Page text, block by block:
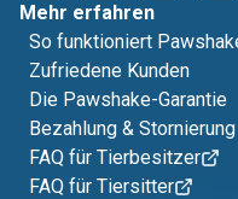
Mehr erfahren
So funktioniert
Zufriedene Kunden
Die Pawshake-Garantie
Bezahlung & Stornierung
FAQ für Tierbesitzer
FAQ für Tiersitter